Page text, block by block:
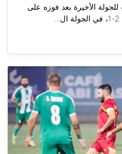
الأخيرة بعد فوزه على